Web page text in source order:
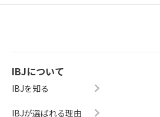
IBJについて
IBJを知る
IBJが選ばれる理由